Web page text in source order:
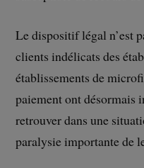
Le dispositif légal n’est
clients indélicats des
établissements de
paiement ont désormais
retrouver dans une
paralysie importante de